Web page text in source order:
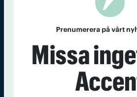
Prenumerera på vårt
Missa